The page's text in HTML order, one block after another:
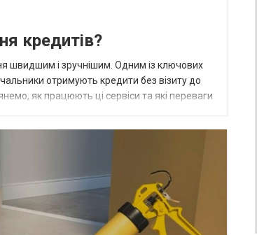
кредитів?
швидшим і зручнішим. Одним із ключових
отримують кредити без візиту до
як працюють ці сервіси та які переваги